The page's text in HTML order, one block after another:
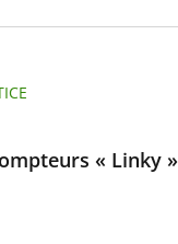
« Linky »